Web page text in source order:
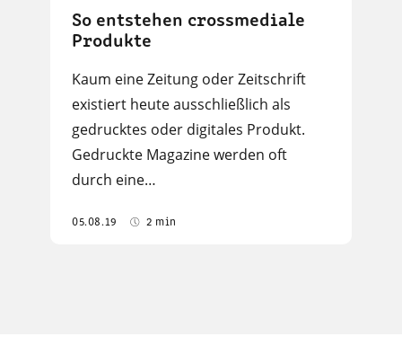
So entstehen crossmediale
Produkte
Kaum eine Zeitung oder Zeitschrift
existiert heute ausschließlich als
gedrucktes oder digitales Produkt.
Gedruckte Magazine werden oft
durch eine…
05.08.19 2 min